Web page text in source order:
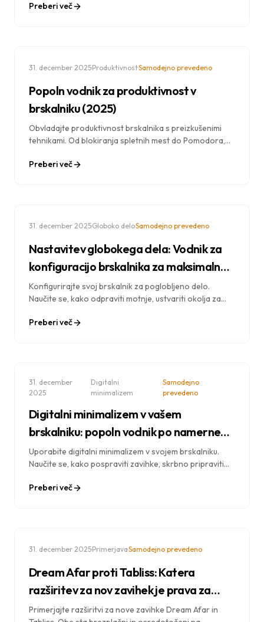
pripomočke za največjo produktivnost.
Preberi več
31. december 2025·Produktivnost·Samodejno prevedeno
Popoln vodnik za produktivnost v
brskalniku (2025)
Obvladajte produktivnost brskalnika s preizkušenimi
tehnikami. Od blokiranja spletnih mest do Pomodora,
minimalizma – vse, kar potrebujete za boljšo
Preberi več
31. december 2025·Globoko delo·Samodejno prevedeno
Nastavitev globokega dela: Vodnik za
konfiguracijo brskalnika za maksimalno
osredotočenost
Konfigurirajte svoj brskalnik za poglobljeno delo.
Naučite se, kako odpraviti motnje, ustvariti okolja za
vsakodnevnem delu.
Preberi več
31. december
2025
·Digitalni
minimalizem
·Samodejno
prevedeno
Digitalni minimalizem v vašem
brskalniku: popoln vodnik po namernem
brskanju
Uporabite digitalni minimalizem v svojem brskalniku.
Naučite se, kako pospraviti zavihke, skrbno pripraviti
vašim ciljem.
Preberi več
31. december 2025·Primerjava·Samodejno prevedeno
Dream Afar proti Tabliss: Katera
razširitev za nov zavihek je prava za
vas?
Primerjajte razširitvi za nove zavihke Dream Afar in